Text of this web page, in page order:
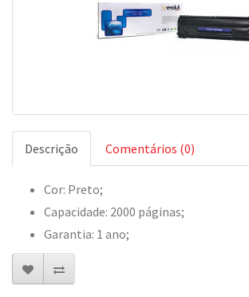
Descrição Comentários (0)
Cor: Preto;
Capacidade: 2000 páginas;
Garantia: 1 ano;